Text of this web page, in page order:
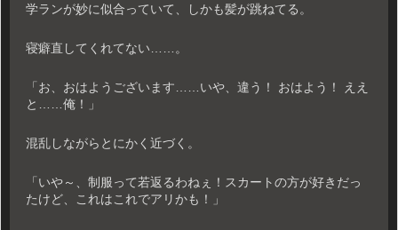
学ランが妙に似合っていて、しかも髪が跳ねてる。
寝癖直してくれてない……。
「お、おはようございます……いや、違う！ おはよう！ ええ
と……俺！」
混乱しながらとにかく近づく。
「いや～、制服って若返るわねぇ！スカートの方が好きだっ
たけど、これはこれでアリかも！」